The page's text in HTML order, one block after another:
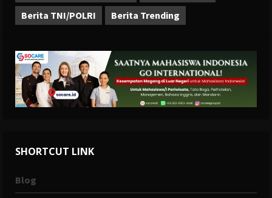
Berita TNI/POLRI
Berita Trending
SHORTCUT LINK
Blog